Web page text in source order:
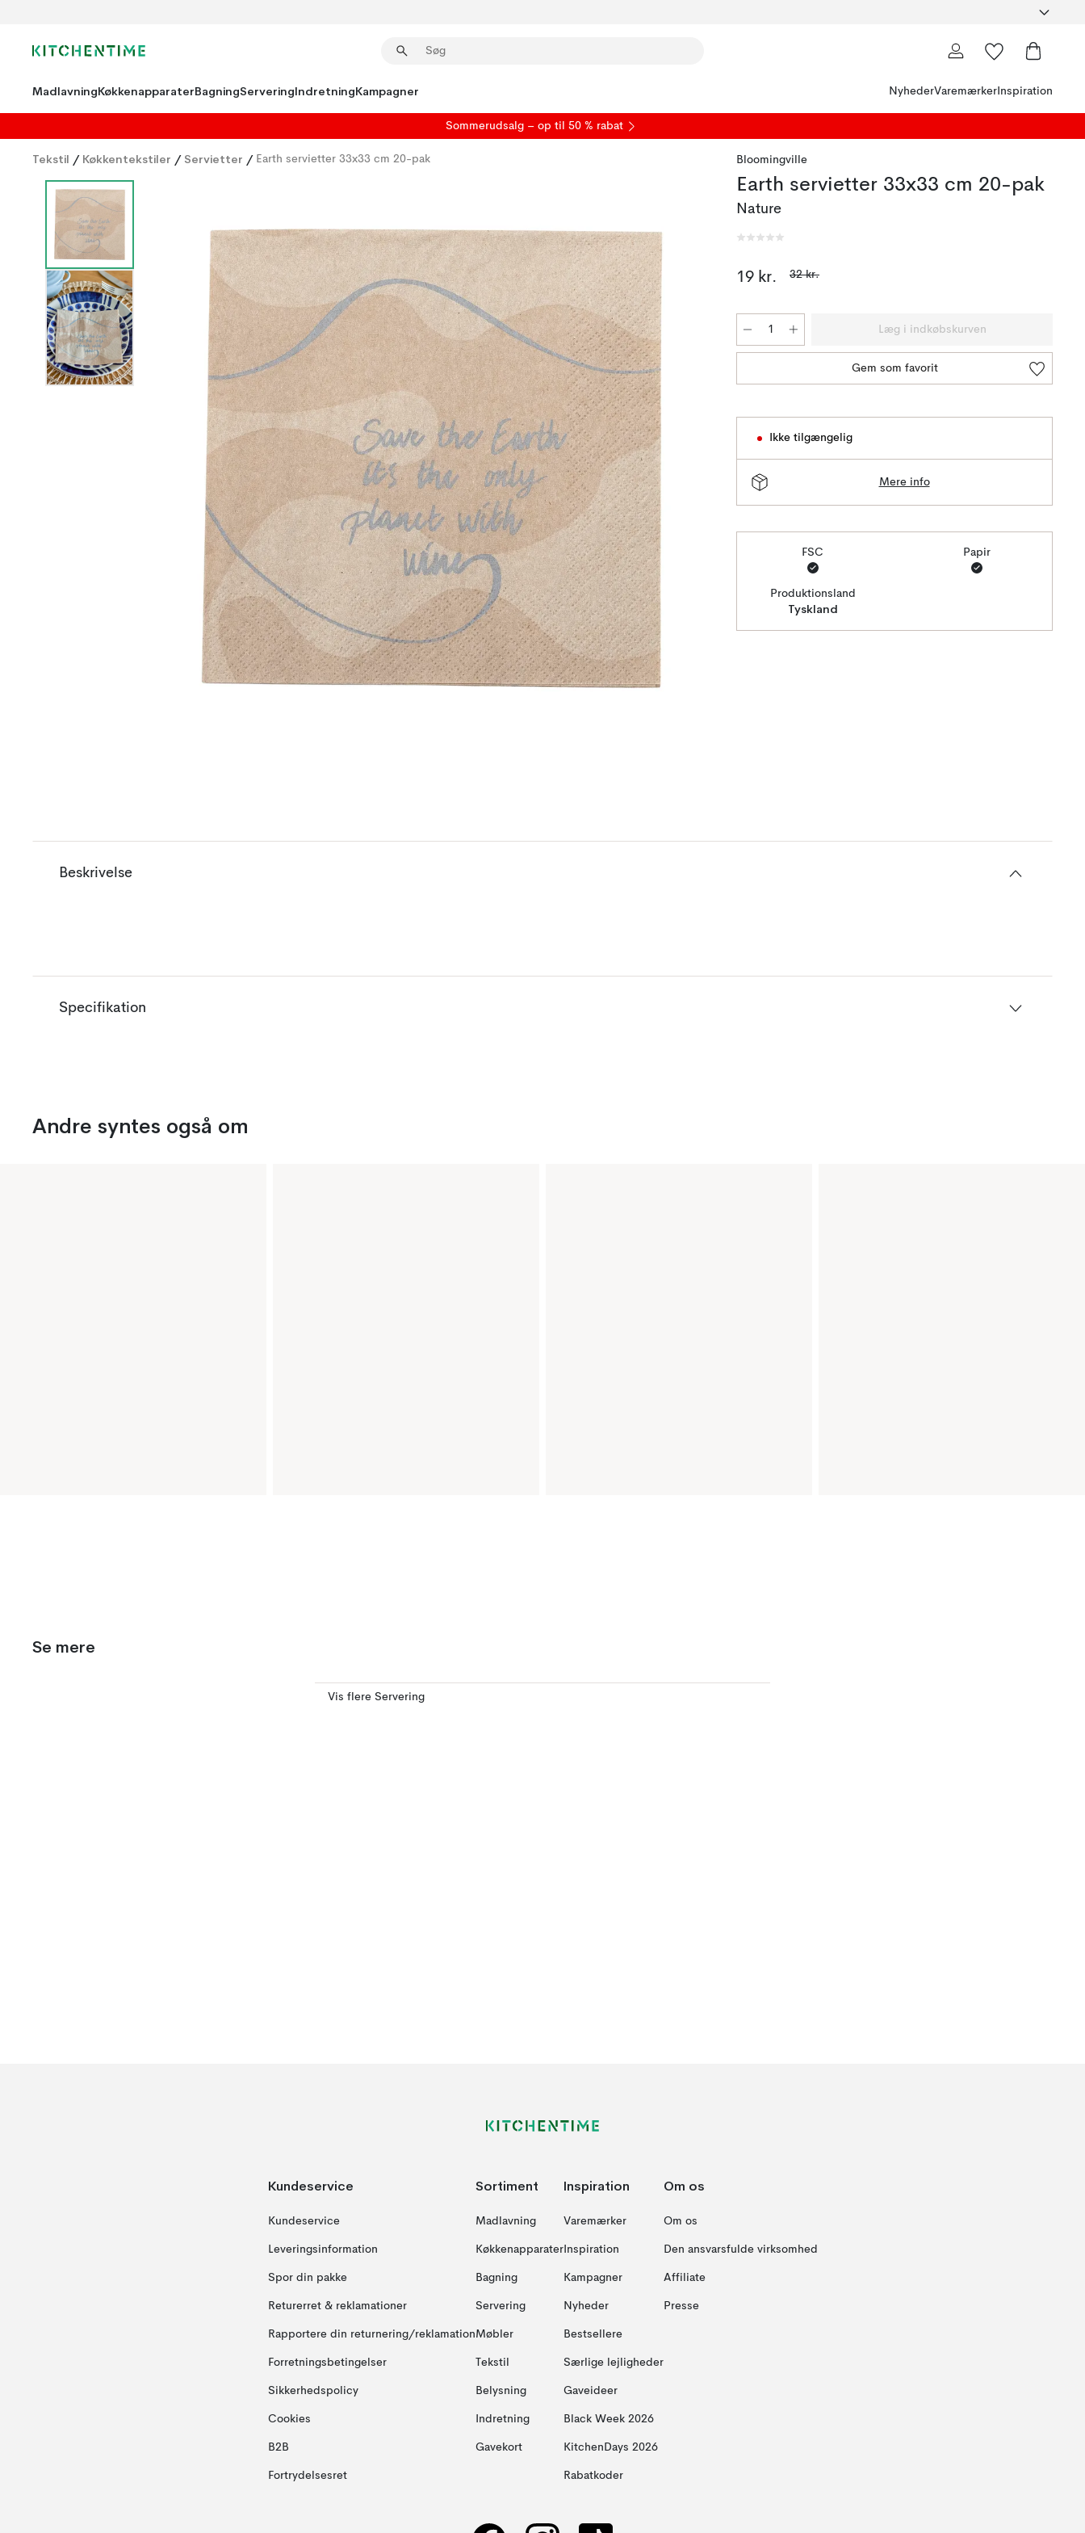
MadlavningKøkkenapparaterBagningServeringIndretningKampagner NyhederVaremærker Inspiration
Sommerudsalg – op til 50 % rabat
Tekstil / Køkkentekstiler / Servietter / Earth servietter 33x33 cm 20-pak Bloomingville
Earth servietter 33x33 cm 20-pak
Nature
19 kr. 32 kr.
Læg i indkøbskurven
Gem som favorit
Ikke tilgængelig
Mere info
FSC Papir
Produktionsland
Tyskland
Beskrivelse
Specifikation
Andre syntes også om
Se mere
Vis flere Servering
Kundeservice
Kundeservice
Leveringsinformation
Spor din pakke
Returerret & reklamationer
Rapportere din returnering/reklamation
Forretningsbetingelser
Sikkerhedspolicy
Cookies
B2B
Fortrydelsesret
Sortiment
Madlavning
Køkkenapparater
Bagning
Servering
Møbler
Tekstil
Belysning
Indretning
Gavekort
Inspiration
Varemærker
Inspiration
Kampagner
Nyheder
Bestsellere
Særlige lejligheder
Gaveideer
Black Week 2026
KitchenDays 2026
Rabatkoder
Om os
Om os
Den ansvarsfulde virksomhed
Affiliate
Presse